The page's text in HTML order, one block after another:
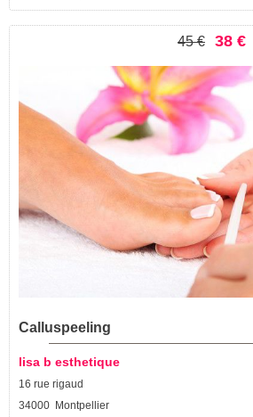
45 € 38 €
Calluspeeling
lisa b esthetique
16 rue rigaud
34000 Montpellier